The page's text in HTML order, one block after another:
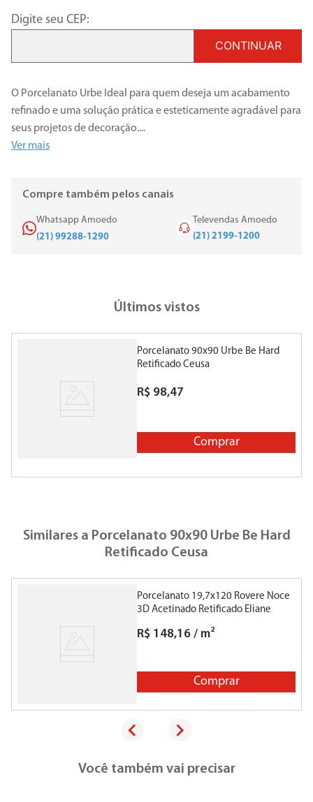
Digite seu CEP:
CONTINUAR
O Porcelanato Urbe Ideal para quem deseja um acabamento
refinado e uma solução prática e esteticamente agradável para
seus projetos de decoração....
Ver mais
Compre também pelos canais
Whatsapp Amoedo
(21) 99288-1290
Televendas Amoedo
(21) 2199-1200
Últimos vistos
Porcelanato 90x90 Urbe Be Hard
Retificado Ceusa
R$ 98,47
Comprar
Similares a Porcelanato 90x90 Urbe Be Hard
Retificado Ceusa
Porcelanato 19,7x120 Rovere Noce
3D Acetinado Retificado Eliane
R$ 148,16 / m²
Comprar
Você também vai precisar